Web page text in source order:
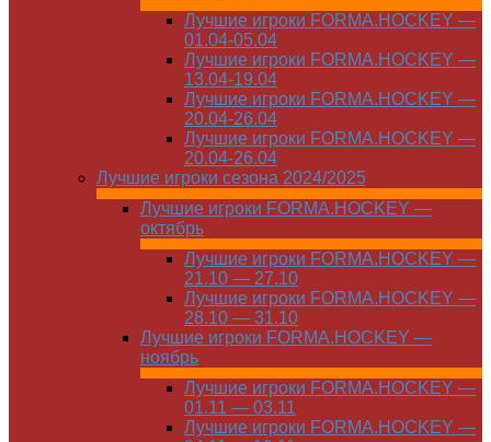
Лучшие игроки FORMA.HOCKEY —
01.04-05.04
Лучшие игроки FORMA.HOCKEY —
13.04-19.04
Лучшие игроки FORMA.HOCKEY —
20.04-26.04
Лучшие игроки FORMA.HOCKEY —
20.04-26.04
Лучшие игроки сезона 2024/2025
Лучшие игроки FORMA.HOCKEY —
октябрь
Лучшие игроки FORMA.HOCKEY —
21.10 — 27.10
Лучшие игроки FORMA.HOCKEY —
28.10 — 31.10
Лучшие игроки FORMA.HOCKEY —
ноябрь
Лучшие игроки FORMA.HOCKEY —
01.11 — 03.11
Лучшие игроки FORMA.HOCKEY —